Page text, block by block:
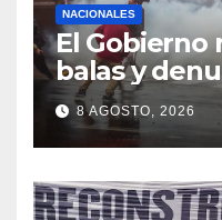
NACIONALES
El Gobierno
balas y
protesta
8 AGOSTO, 2026